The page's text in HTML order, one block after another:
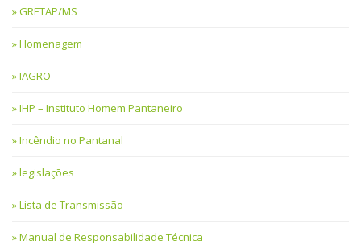
GRETAP/MS
Homenagem
IAGRO
IHP – Instituto Homem Pantaneiro
Incêndio no Pantanal
legislações
Lista de Transmissão
Manual de Responsabilidade Técnica